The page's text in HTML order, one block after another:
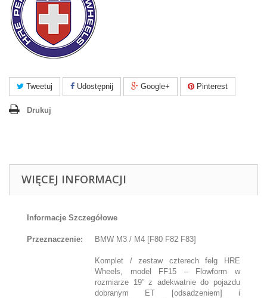
Tweetuj Udostępnij Google+ Pinterest
Drukuj
WIĘCEJ INFORMACJI
Informacje Szczegółowe
Przeznaczenie: BMW M3 / M4 [F80 F82 F83]
Komplet / zestaw czterech felg HRE
Wheels, model FF15 – Flowform w
rozmiarze 19” z adekwatnie do pojazdu
dobranym ET [odsadzeniem] i